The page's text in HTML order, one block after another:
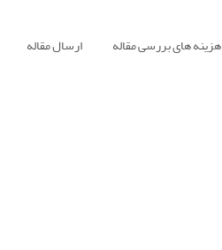
هزینه های بررسی مقاله ارسال مقاله